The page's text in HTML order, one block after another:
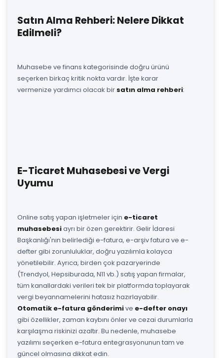
Satın Alma Rehberi: Nelere Dikkat
Edilmeli?
Muhasebe ve finans kategorisinde doğru ürünü
seçerken birkaç kritik nokta vardır. İşte karar
vermenize yardımcı olacak bir satın alma rehberi:
E-Ticaret Muhasebesi ve Vergi
Uyumu
Online satış yapan işletmeler için e-ticaret
muhasebesiayrı bir özen gerektirir. Gelir İdaresi
Başkanlığı'nın belirlediği e-fatura, e-arşiv fatura ve e-
defter gibi zorunluluklar, doğru yazılımla kolayca
yönetilebilir. Ayrıca, birden çok pazaryerinde
(Trendyol, Hepsiburada, N11 vb.) satış yapan firmalar,
tüm kanallardaki verileri tek bir platformda toplayarak
vergi beyannamelerini hatasız hazırlayabilir.
Otomatik e-fatura gönderimive e-defter onayı
gibi özellikler, zaman kaybını önler ve cezai durumlarla
karşılaşma riskinizi azaltır. Bu nedenle, muhasebe
yazılımı seçerken e-fatura entegrasyonunun tam ve
güncel olmasına dikkat edin.